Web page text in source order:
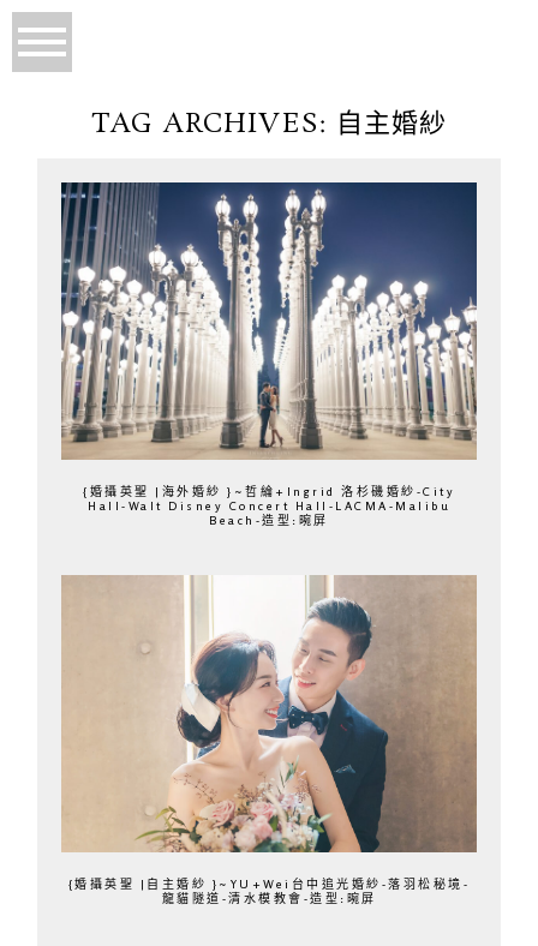
TAG ARCHIVES: 自主婚紗
{婚攝英聖 |海外婚紗 }~哲綸+Ingrid 洛杉磯婚紗-City
Hall-Walt Disney Concert Hall-LACMA-Malibu
Beach-造型:晼屏
{婚攝英聖 |自主婚紗 }~YU+Wei台中追光婚紗-落羽松秘境-
龍貓隧道-清水模教會-造型:晼屏